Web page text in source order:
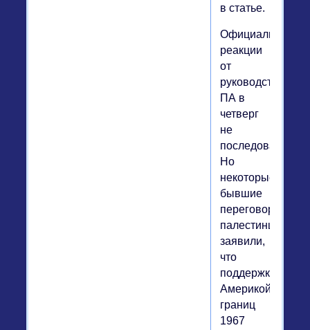
в статье.
Официальной
реакции
от
руководства
ПА в
четверг
не
последовало.
Но
некоторые
бывшие
переговорщики
палестинцев
заявили,
что
поддержка
Америкой
границ
1967